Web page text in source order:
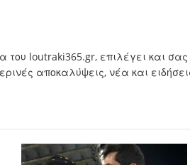
του loutraki365.gr, επιλέγει και
αποκαλύψεις, νέα και